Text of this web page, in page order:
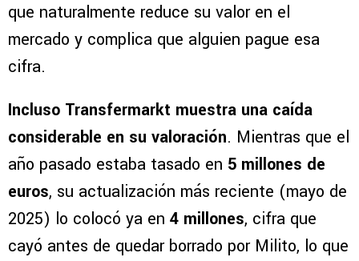
que naturalmente reduce su valor en el
mercado y complica que alguien pague esa
cifra.
Incluso Transfermarkt muestra una caída
considerable en su valoración. Mientras que el
año pasado estaba tasado en 5 millones de
euros, su actualización más reciente (mayo de
2025) lo colocó ya en 4 millones, cifra que
cayó antes de quedar borrado por Milito, lo que